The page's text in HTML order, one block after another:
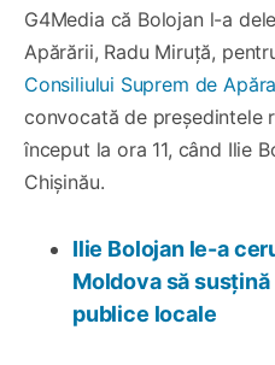
G4Media că Bolojan l-a
Apărării, Radu Miruță,
Consiliului Suprem de
convocată de președintele
început la ora 11, când Ilie
Chișinău.
Ilie Bolojan le-a
Moldova să
publice locale